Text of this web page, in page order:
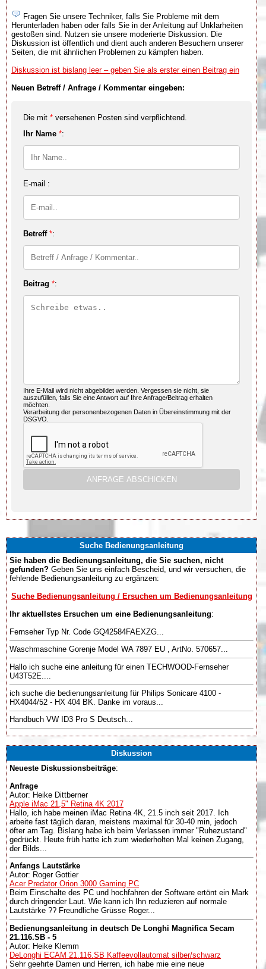
Fragen Sie unsere Techniker, falls Sie Probleme mit dem
Herunterladen haben oder falls Sie in der Anleitung auf Unklarheiten
gestoßen sind. Nutzen sie unsere moderierte Diskussion. Die
Diskussion ist öffentlich und dient auch anderen Besuchern unserer
Seiten, die mit ähnlichen Problemen zu kämpfen haben.
Diskussion ist bislang leer – geben Sie als erster einen Beitrag ein
Neuen Betreff / Anfrage / Kommentar eingeben:
Die mit * versehenen Posten sind verpflichtend.
Ihr Name *:
E-mail :
Betreff *:
Beitrag *:
Ihre E-Mail wird nicht abgebildet werden. Vergessen sie nicht, sie
auszufüllen, falls Sie eine Antwort auf Ihre Anfrage/Beitrag erhalten
möchten.
Verarbeitung der personenbezogenen Daten in Übereinstimmung mit der
DSGVO.
Suche Bedienungsanleitung
Sie haben die Bedienungsanleitung, die Sie suchen, nicht
gefunden? Geben Sie uns einfach Bescheid, und wir versuchen, die
fehlende Bedienungsanleitung zu ergänzen:
Suche Bedienungsanleitung / Ersuchen um Bedienungsanleitung
Ihr aktuellstes Ersuchen um eine Bedienungsanleitung:
Fernseher Typ Nr. Code GQ42584FAEXZG...
Waschmaschine Gorenje Model WA 7897 EU , ArtNo. 570657...
Hallo ich suche eine anleitung für einen TECHWOOD-Fernseher
U43T52E....
ich suche die bedienungsanleitung für Philips Sonicare 4100 -
HX4044/52 - HX 404 BK. Danke im voraus...
Handbuch VW ID3 Pro S Deutsch...
Diskussion
Neueste Diskussionsbeiträge:
Anfrage
Autor: Heike Dittberner
Apple iMac 21,5" Retina 4K 2017
Hallo, ich habe meinen iMac Retina 4K, 21.5 inch seit 2017. Ich
arbeite fast täglich daran, meistens maximal für 30-40 min, jedoch
öfter am Tag. Bislang habe ich beim Verlassen immer "Ruhezustand"
gedrückt. Heute früh hatte ich zum wiederholten Mal keinen Zugang,
der Bilds...
Anfangs Lautstärke
Autor: Roger Gottier
Acer Predator Orion 3000 Gaming PC
Beim Einschalte des PC und hochfahren der Software ertönt ein Mark
durch dringender Laut. Wie kann ich Ihn reduzieren auf normale
Lautstärke ?? Freundliche Grüsse Roger...
Bedienungsanleitung in deutsch De Longhi Magnifica Secam
21.116.SB - 5
Autor: Heike Klemm
DeLonghi ECAM 21.116.SB Kaffeevollautomat silber/schwarz
Sehr geehrte Damen und Herren, ich habe mie eine neue